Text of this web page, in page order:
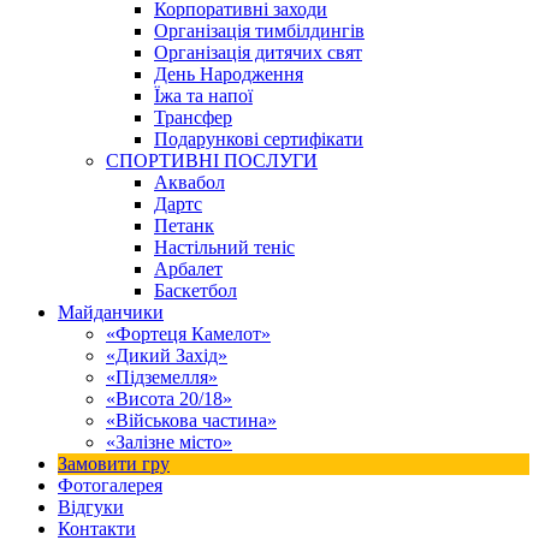
Корпоративні заходи
Організація тимбілдингів
Організація дитячих свят
День Народження
Їжа та напої
Трансфер
Подарункові сертифікати
СПОРТИВНІ ПОСЛУГИ
Аквабол
Дартс
Петанк
Настільний теніс
Арбалет
Баскетбол
Майданчики
«Фортеця Камелот»
«Дикий Захід»
«Підземелля»
«Висота 20/18»
«Військова частина»
«Залізне місто»
Замовити гру
Фотогалерея
Відгуки
Контакти